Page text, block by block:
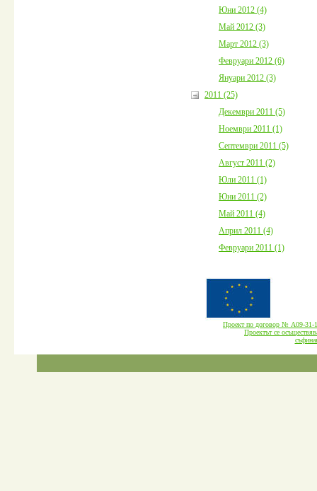
Юни 2012 (4)
Май 2012 (3)
Март 2012 (3)
Февруари 2012 (6)
Януари 2012 (3)
2011 (25)
Декември 2011 (5)
Ноември 2011 (1)
Септември 2011 (5)
Август 2011 (2)
Юли 2011 (1)
Юни 2011 (2)
Май 2011 (4)
Април 2011 (4)
Февруари 2011 (1)
Проект по договор № А09-
Проектът се